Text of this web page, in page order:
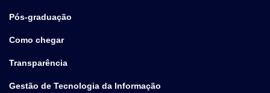
Pós-graduação
Como chegar
Transparência
Gestão de Tecnologia da Informação